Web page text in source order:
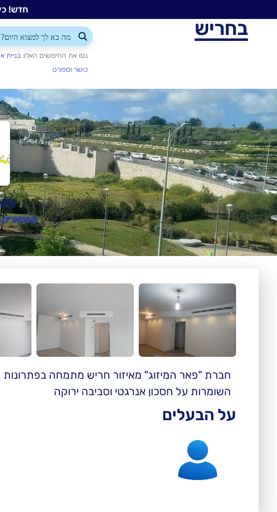
חדש!
בחריש
נסו את החיפושים האלו: בניית
כושר וספורט
מתפארים
חברת "פאר המיזוג" מאיזור חריש מתמחה בפתרונות
השומרות על חסכון אנרגטי וסביבה ירוקה
על הבעלים